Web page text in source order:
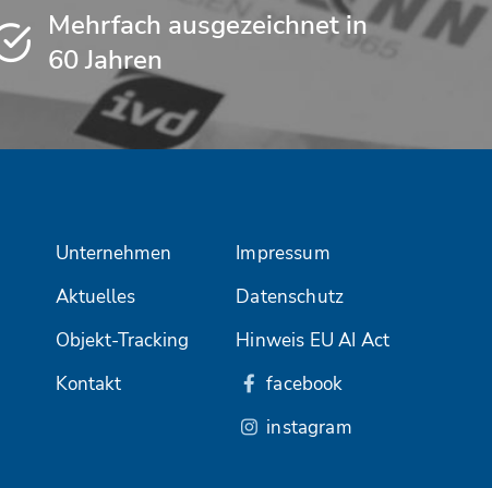
Mehrfach ausgezeichnet in
60 Jahren
Unternehmen
Aktuelles
Objekt-Tracking
Kontakt
Impressum
Datenschutz
Hinweis EU AI Act
facebook
instagram